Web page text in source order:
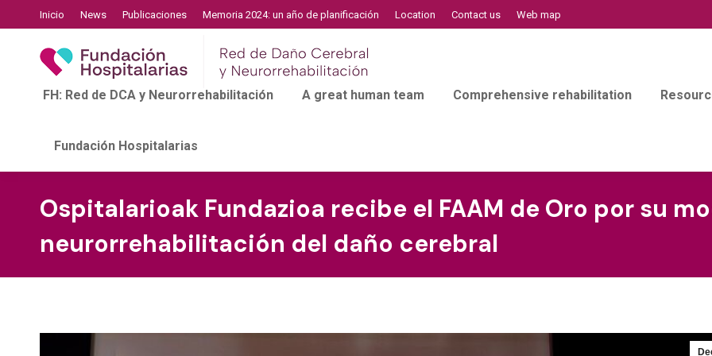
Inicio News Publicaciones Memoria 2024: un año de planificación Location Contact us Web map
FH: Red de DCA y Neurorrehabilitación A great human team Comprehensive rehabilitation
Fundación Hospitalarias
Ospitalarioak Fundazioa recibe el FAAM de Oro por su
neurorrehabilitación del daño cerebral